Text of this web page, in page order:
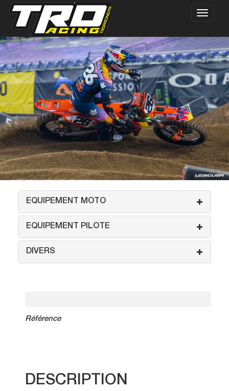
EQUIPEMENT MOTO
EQUIPEMENT PILOTE
DIVERS
Référence
DESCRIPTION